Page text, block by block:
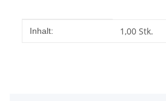
Produkteigenschaft
Wert
Inhalt: 1,00 Stk.